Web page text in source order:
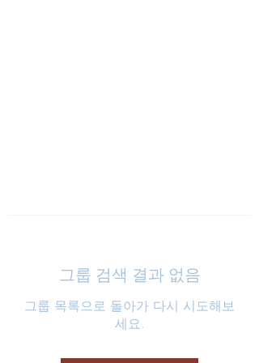
그룹 검색 결과 없음
그룹 목록으로 돌아가 다시 시도해보
세요.